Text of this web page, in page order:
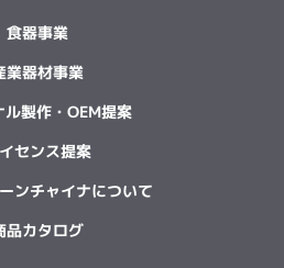
食器事業
業器材事業
ル製作・OEM提案
センス提案
ンチャイナについて
品カタログ